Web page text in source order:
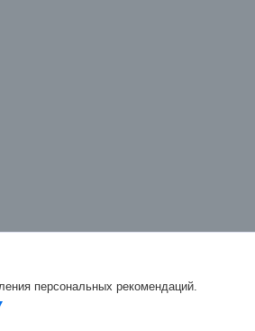
персональных рекомендаций.